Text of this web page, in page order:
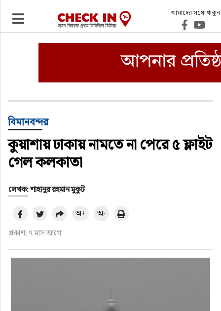
আমাদের সঙ্গে থাকুন
ভ্রমণ
ওটিএ
হোটেল-মোটেল-রিসোর্ট
বিদেশযাত্রা
প্রবাস
ফুড
হজ-ওমরাহ
বিমানবন্দর
কুয়াশায় ঢাকায় নামতে না পেরে ৫ ফ্লাইট
গেল কলকাতা
লেখক: শাহানুর রহমান মুকুট
প্রকাশ: ৭ মাস আগে
অ+ অ-